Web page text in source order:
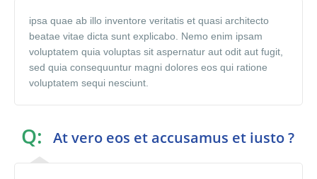
ipsa quae ab illo inventore veritatis et quasi architecto
beatae vitae dicta sunt explicabo. Nemo enim ipsam
voluptatem quia voluptas sit aspernatur aut odit aut fugit,
sed quia consequuntur magni dolores eos qui ratione
voluptatem sequi nesciunt.
Q: At vero eos et accusamus et iusto ?